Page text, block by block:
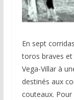
En sept
toros braves et
Vega-Villar à
destinés aux
couteaux.